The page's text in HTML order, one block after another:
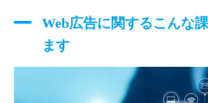
Web広告に関するこんな
ます